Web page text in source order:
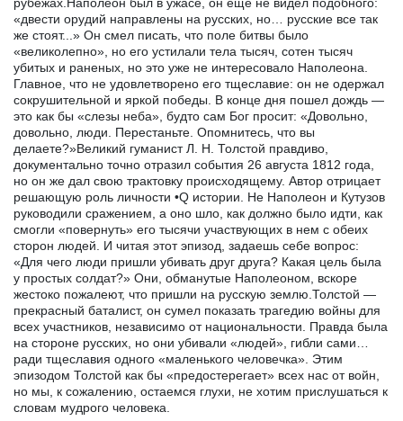
«двести орудий направлены на русских, но… русские все так
же стоят...» Он смел писать, что поле битвы было
«великолепно», но его устилали тела тысяч, сотен тысяч
убитых и раненых, но это уже не интересовало Наполеона.
Главное, что не удовлетворено его тщеславие: он не одержал
сокрушительной и яркой победы. В конце дня пошел дождь —
это как бы «слезы неба», будто сам Бог просит: «Довольно,
довольно, люди. Перестаньте. Опомнитесь, что вы
делаете?»Великий гуманист Л. Н. Толстой правдиво,
документально точно отразил события 26 августа 1812 года,
но он же дал свою трактовку происходящему. Автор отрицает
решающую роль личности •Q истории. Не Наполеон и Кутузов
руководили сражением, а оно шло, как должно было идти, как
смогли «повернуть» его тысячи участвующих в нем с обеих
сторон людей. И читая этот эпизод, задаешь себе вопрос:
«Для чего люди пришли убивать друг друга? Какая цель была
у простых солдат?» Они, обманутые Наполеоном, вскоре
жестоко пожалеют, что пришли на русскую землю.Толстой —
прекрасный баталист, он сумел показать трагедию войны для
всех участников, независимо от национальности. Правда была
на стороне русских, но они убивали «людей», гибли сами…
ради тщеславия одного «маленького человечка». Этим
эпизодом Толстой как бы «предостерегает» всех нас от войн,
но мы, к сожалению, остаемся глухи, не хотим прислушаться к
словам мудрого человека.